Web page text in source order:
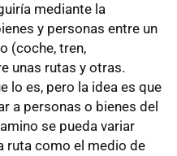
mediante la
y personas entre un
(coche, tren,
unas rutas y otras.
lo es, pero la idea es que
a personas o bienes del
se pueda variar
ruta como el medio de